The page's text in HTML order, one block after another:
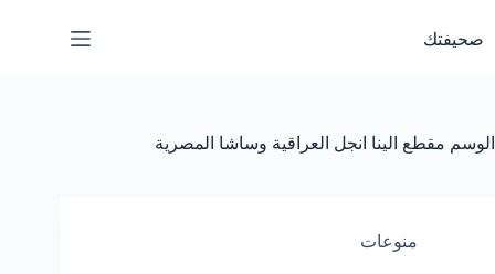
المحتوى
صحيفتك
الوسم مقطع الينا انجل العراقية وساشا المصرية
منوعات